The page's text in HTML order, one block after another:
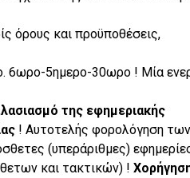
όρους και προϋποθέσεις,
6ωρο-5ημερο-30ωρο ! Μία
της εφημεριακής
! Αυτοτελής φορολόγηση των
(υπεράριθμες)
και τακτικών) !